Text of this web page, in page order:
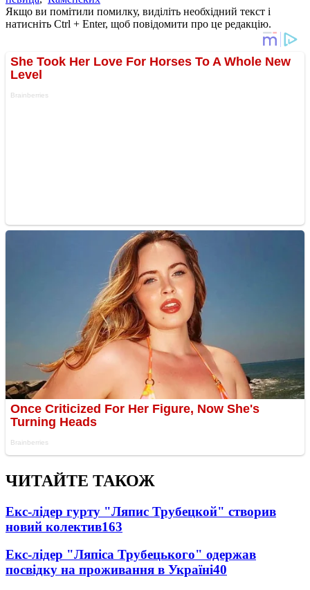
Якщо ви помітили помилку, виділіть необхідний текст і
натисніть Ctrl + Enter, щоб повідомити про це редакцію.
ЧИТАЙТЕ ТАКОЖ
Екс-лідер гурту "Ляпис Трубецкой" створив
новий колектив163
Екс-лідер "Ляпіса Трубецького" одержав
посвідку на проживання в Україні40